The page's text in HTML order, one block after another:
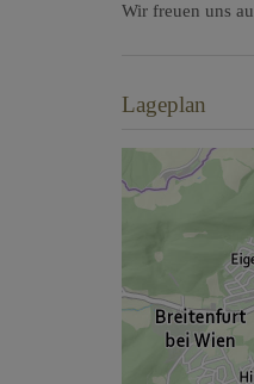
Wir freuen uns
Lageplan